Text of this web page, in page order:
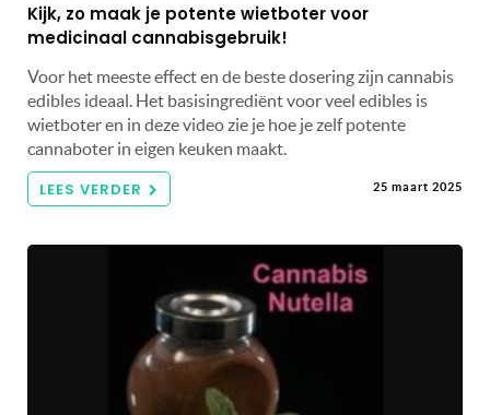
Kijk, zo maak je potente wietboter voor
medicinaal cannabisgebruik!
Voor het meeste effect en de beste dosering zijn cannabis
edibles ideaal. Het basisingrediënt voor veel edibles is
wietboter en in deze video zie je hoe je zelf potente
cannaboter in eigen keuken maakt.
LEES VERDER 25 maart 2025